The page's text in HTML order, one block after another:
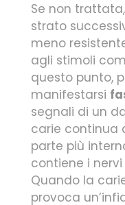
Se non
strato
meno
agli stimoli
questo punto,
manifestarsi
segnali di un
carie continua
parte più
contiene i
Quando la
provoca